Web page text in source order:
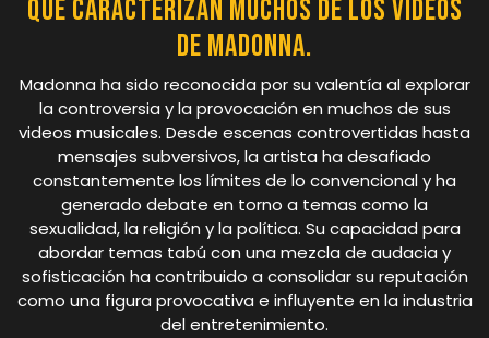
que caracterizan muchos de los vídeos
de Madonna.
Madonna ha sido reconocida por su valentía al explorar
la controversia y la provocación en muchos de sus
videos musicales. Desde escenas controvertidas hasta
mensajes subversivos, la artista ha desafiado
constantemente los límites de lo convencional y ha
generado debate en torno a temas como la
sexualidad, la religión y la política. Su capacidad para
abordar temas tabú con una mezcla de audacia y
sofisticación ha contribuido a consolidar su reputación
como una figura provocativa e influyente en la industria
del entretenimiento.